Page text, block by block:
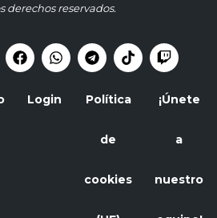
derechos reservados.
Login Política
de
cookies
¡Únete
a
nuestro